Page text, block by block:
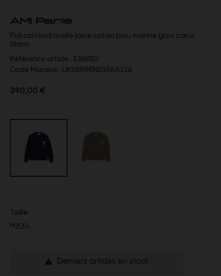
AMI Paris
Pull col rond maille laine coton bleu marine gros cœur
blanc
Référence article : 136052
Code Marque : UKS859KN0156A116
390,00 €
Taille :
MXXL
 Derniers articles en stock